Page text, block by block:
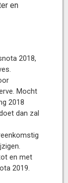
en
2018,
Mocht
2018
dan zal
en met
2019.